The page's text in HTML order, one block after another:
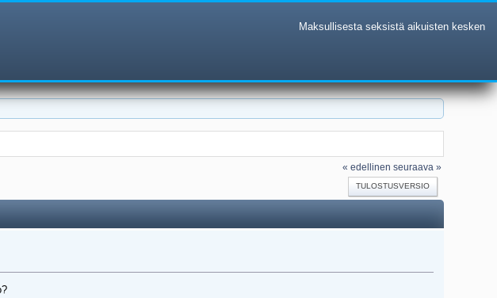
Maksullisesta seksistä aikuisten kesken
« edellinen seuraava »
TULOSTUSVERSIO